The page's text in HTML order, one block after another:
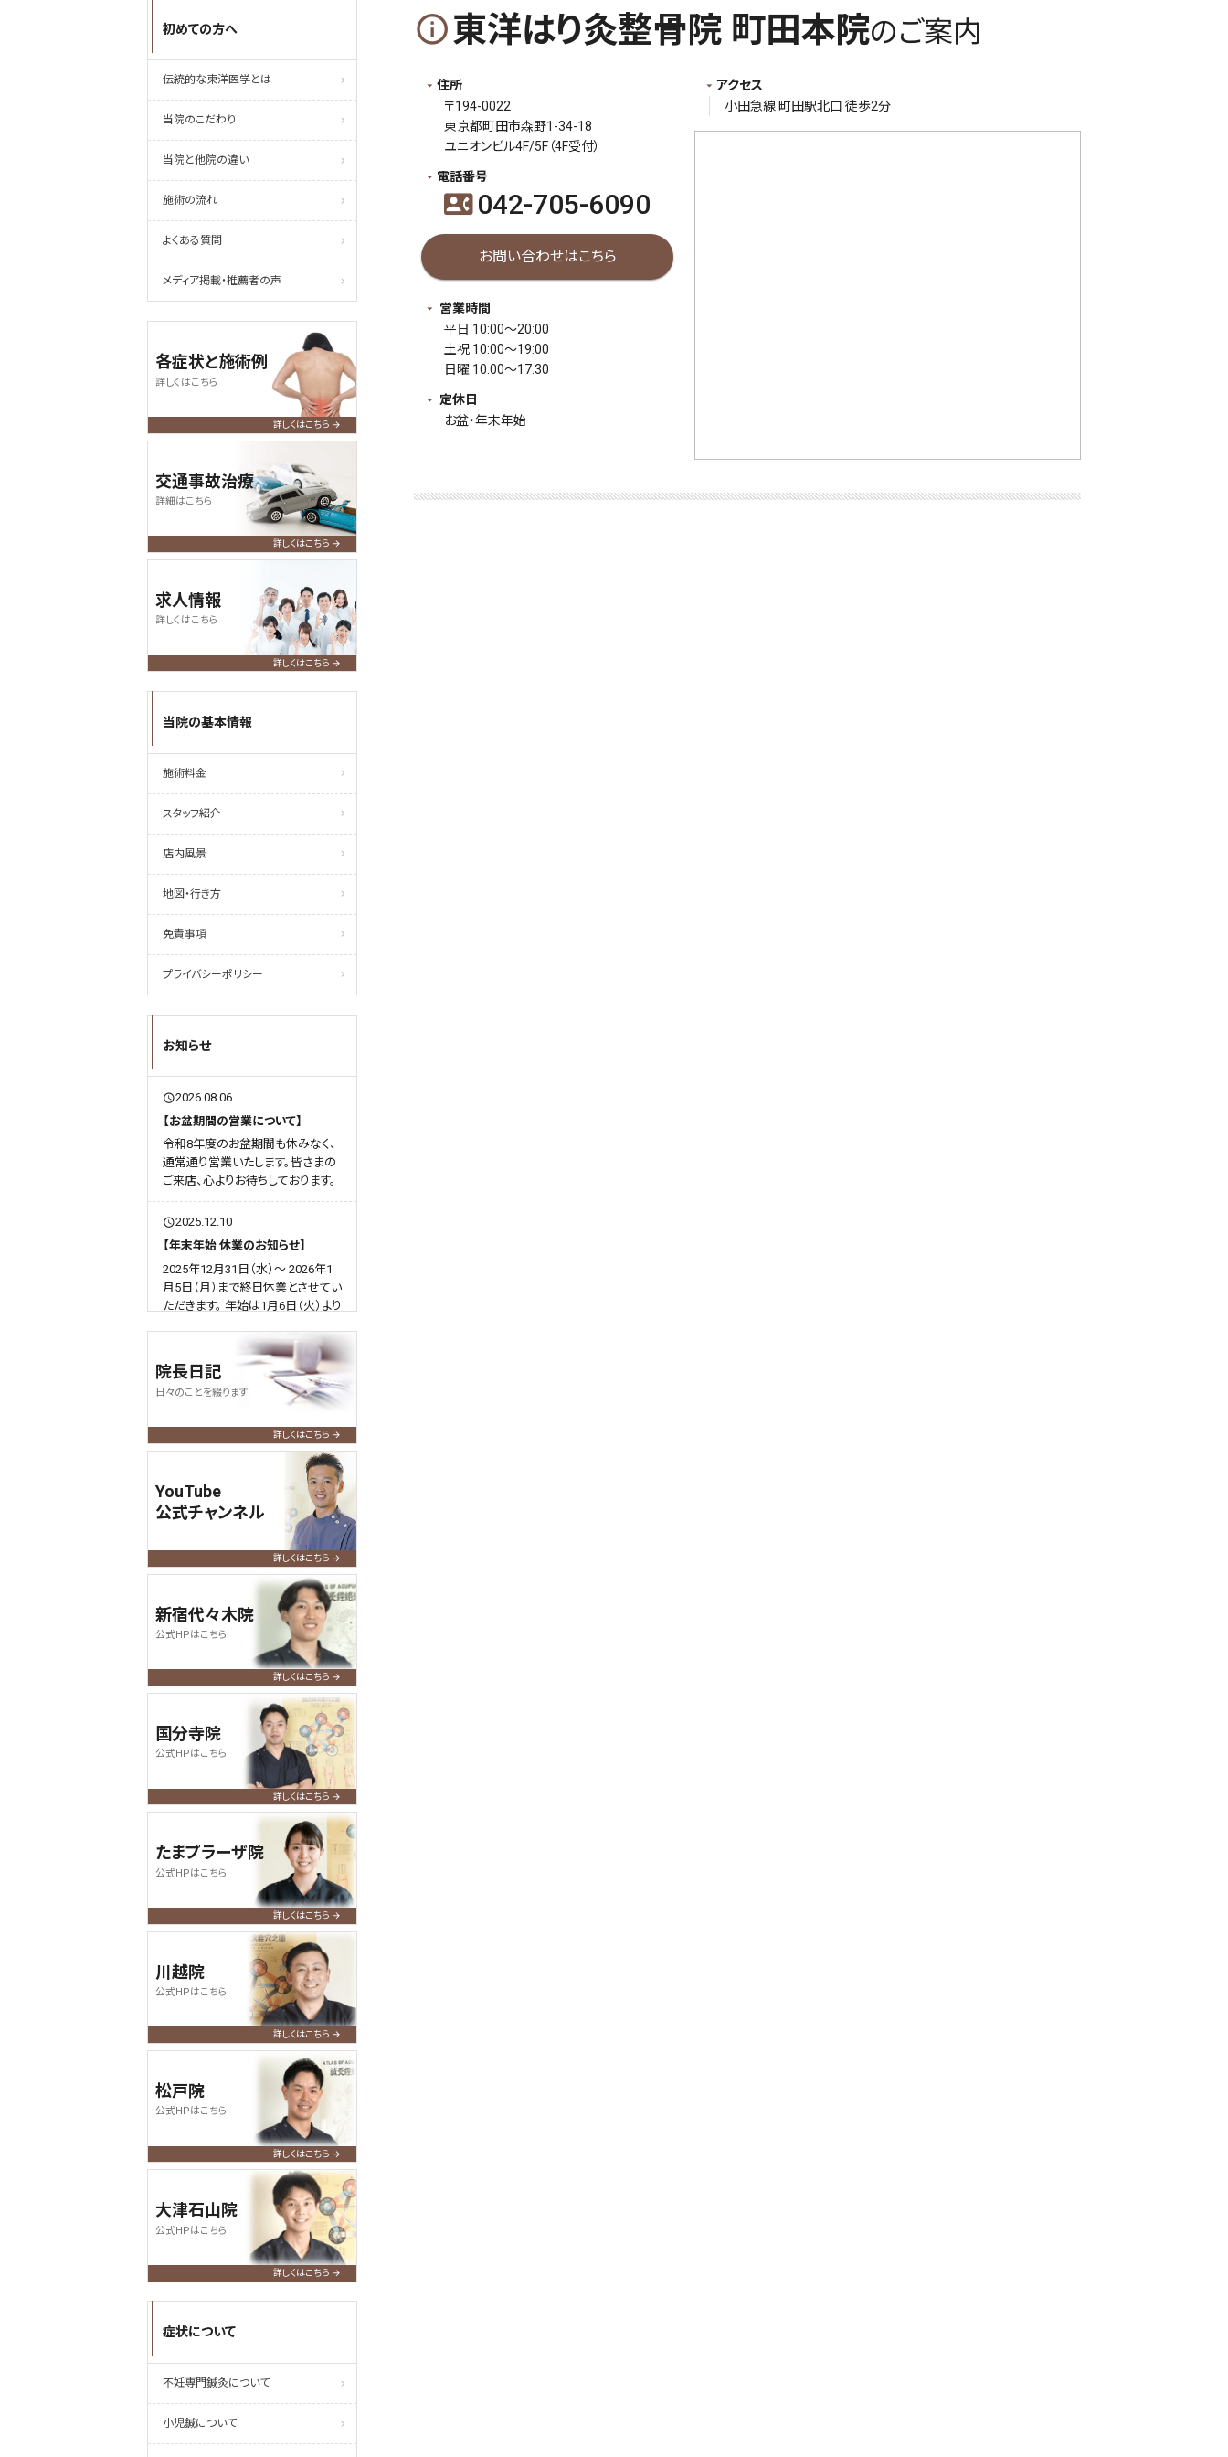
info_outline東洋はり灸整骨院 町田本院のご案内
住所
〒194-0022
東京都町田市森野1-34-18
ユニオンビル4F/5F（4F受付）
電話番号
contact_phone042-705-6090
お問い合わせはこちら
営業時間
平日 10:00～20:00
土祝 10:00～19:00
日曜 10:00～17:30
定休日
お盆・年末年始
アクセス
小田急線 町田駅北口 徒歩2分
初めての方へ
伝統的な東洋医学とは
当院のこだわり
当院と他院の違い
施術の流れ
よくある質問
メディア掲載・推薦者の声
各症状と施術例
詳しくはこちら
詳しくはこちら
交通事故治療
詳細はこちら
詳しくはこちら
求人情報
詳しくはこちら
詳しくはこちら
当院の基本情報
施術料金
スタッフ紹介
店内風景
地図・行き方
免責事項
プライバシーポリシー
お知らせ
query_builder2026.08.06
【お盆期間の営業について】
令和8年度のお盆期間も休みなく、
通常通り営業いたします。皆さまの
ご来店、心よりお待ちしております。
query_builder2025.12.10
【年末年始 休業のお知らせ】
2025年12月31日（水）～ 2026年1
月5日（月）まで終日休業とさせてい
ただきます。 年始は1月6日（火）より
何卒よろしくお願い申し上げます。
query_builder2025.04.09
せ】
令和7年のGWも通常通り営業いた
よろしくお願い申し上げます。
【年末年始 休業のお知らせ】
2024年12月31日（火）～ 2025年1
月5日（日）まで終日休業とさせてい
ただきます。 年始は1/6（月）より通
常通り営業いたします。
何卒よろしくお願い申し上げます。
【お盆期間の営業について】
令和6年度のお盆期間も休みなく、
通常通り営業いたします。皆さまの
ご来店、心よりお待ちしております。
院長日記
日々のことを綴ります
詳しくはこちら
YouTube
公式チャンネル
詳しくはこちら
新宿代々木院
公式HPはこちら
詳しくはこちら
国分寺院
公式HPはこちら
詳しくはこちら
たまプラーザ院
公式HPはこちら
詳しくはこちら
川越院
公式HPはこちら
詳しくはこちら
松戸院
公式HPはこちら
詳しくはこちら
大津石山院
公式HPはこちら
詳しくはこちら
症状について
不妊専門鍼灸について
小児鍼について